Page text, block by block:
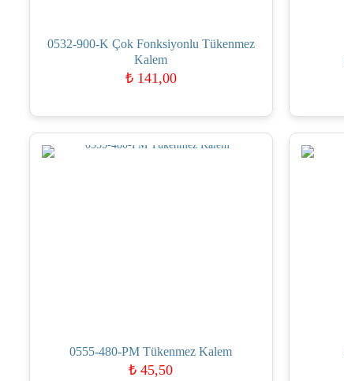
0532-900-K Çok Fonksiyonlu Tükenmez
Kalem
₺141,00
0555-480-PM Tükenmez Kalem
₺ 45,50